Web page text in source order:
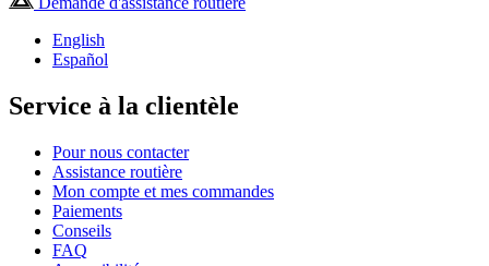
English
Español
Service à la clientèle
Pour nous contacter
Assistance routière
Mon compte et mes commandes
Paiements
Conseils
FAQ